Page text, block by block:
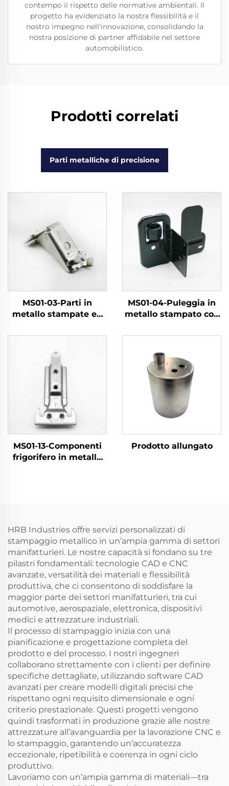
contempo il rispetto delle normative ambientali. Il
progetto ha evidenziato la nostra flessibilità e il
nostro impegno nell'innovazione, consolidando la
nostra posizione di partner affidabile nel settore
automobilistico.
Prodotti correlati
Parti metalliche di precisione
MS01-03-Parti in
metallo stampate ed
MS01-04-Puleggia in
metallo stampato con
MS01-13-Componenti
frigorifero in metallo
Prodotto allungato
HRB Industries offre servizi personalizzati di
stampaggio metallico in un’ampia gamma di settori
manifatturieri. Le nostre capacità si fondano su tre
pilastri fondamentali: tecnologie CAD e CNC
avanzate, versatilità dei materiali e flessibilità
produttiva, che ci consentono di soddisfare la
maggior parte dei settori manifatturieri, tra cui
automotive, aerospaziale, elettronica, dispositivi
medici e attrezzature industriali.
Il processo di stampaggio inizia con una
pianificazione e progettazione completa del
prodotto e del processo. I nostri ingegneri
collaborano strettamente con i clienti per definire
specifiche dettagliate, utilizzando software CAD
avanzati per creare modelli digitali precisi che
rispettano ogni requisito dimensionale e ogni
criterio prestazionale. Questi progetti vengono
quindi trasformati in produzione grazie alle nostre
attrezzature all’avanguardia per la lavorazione CNC e
lo stampaggio, garantendo un’accuratezza
eccezionale, ripetibilità e coerenza in ogni ciclo
produttivo.
Lavoriamo con un’ampia gamma di materiali—tra